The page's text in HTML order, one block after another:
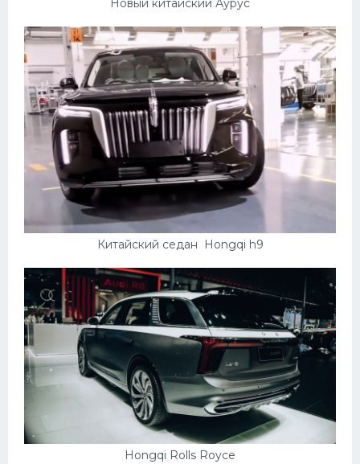
Новый китайский Аурус
Китайский седан Hongqi h9
Hongqi Rolls Royce